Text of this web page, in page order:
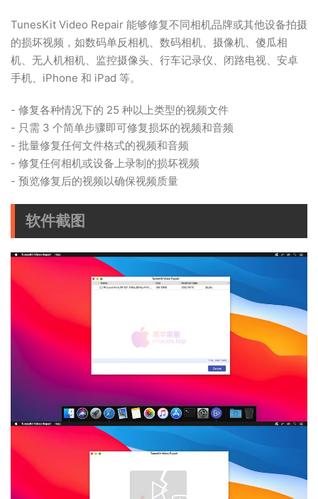
TunesKit Video Repair 能够修复不同相机品牌或其他设备拍摄
的损坏视频，如数码单反相机、数码相机、摄像机、傻瓜相
机、无人机相机、监控摄像头、行车记录仪、闭路电视、安卓
手机、iPhone 和 iPad 等。
- 修复各种情况下的 25 种以上类型的视频文件
- 只需 3 个简单步骤即可修复损坏的视频和音频
- 批量修复任何文件格式的视频和音频
- 修复任何相机或设备上录制的损坏视频
- 预览修复后的视频以确保视频质量
软件截图